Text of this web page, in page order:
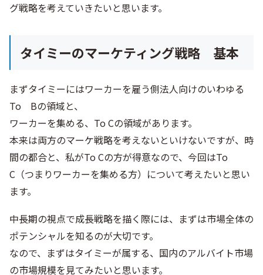
グ戦略を考えていきたいと思います。
タイミーのマーケティング戦略 基本
まずタイミーにはワーカーを雇う側法人向けのいわゆる
To Bの領域と、
ワーカーを集める、To Cの領域があります。
本来は両方のマーケ戦略を考えないといけないですが、時
間の都合と、私がTo Cの方が得意なので、今回はTo
C（つまりワーカーを集める方）について考えたいと思い
ます。
中長期の視点で成長戦略を描く際には、まずは市場全体の
ポテンシャルを知るのが大切です。
なので、まずはタイミーが属する、国内のアルバイト市場
の市場規模を見てみたいと思います。